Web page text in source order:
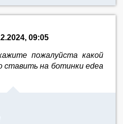
09:05
пожалуйста какой
ставить на ботинки edea